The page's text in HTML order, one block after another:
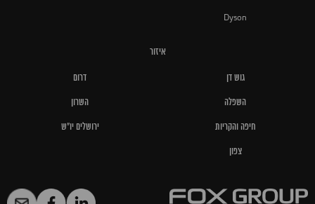
Dyson
איזור
גוש דן דרום
השפלה השרון
חיפה והקריות ירושלים יו"ש
צפון